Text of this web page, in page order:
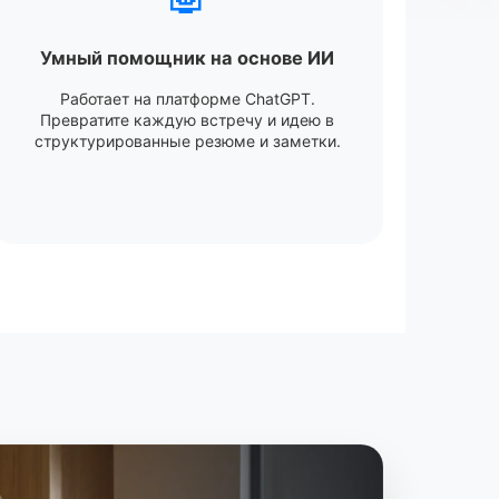
Умный помощник на основе ИИ
Работает на платформе ChatGPT.
Превратите каждую встречу и идею в
структурированные резюме и заметки.